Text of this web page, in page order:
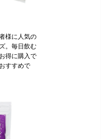
様に人気の
。毎日飲む
得に購入で
すすめで